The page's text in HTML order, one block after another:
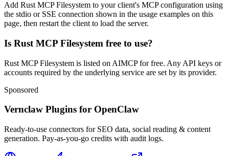
Add Rust MCP Filesystem to your client's MCP configuration using
the stdio or SSE connection shown in the usage examples on this
page, then restart the client to load the server.
Is Rust MCP Filesystem free to use?
Rust MCP Filesystem is listed on AIMCP for free. Any API keys or
accounts required by the underlying service are set by its provider.
Sponsored
Vernclaw Plugins for OpenClaw
Ready-to-use connectors for SEO data, social reading & content
generation. Pay-as-you-go credits with audit logs.